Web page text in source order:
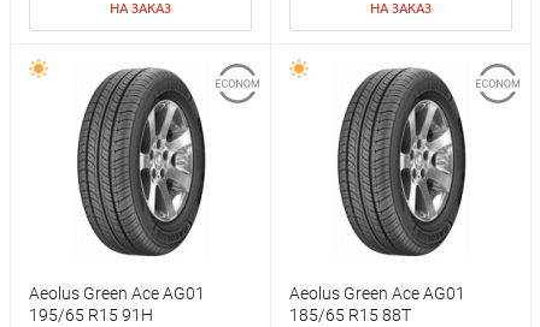
НА ЗАКАЗ НА ЗАКАЗ
Aeolus Green Ace AG01
195/65 R15 91H
Aeolus Green Ace AG01
185/65 R15 88T